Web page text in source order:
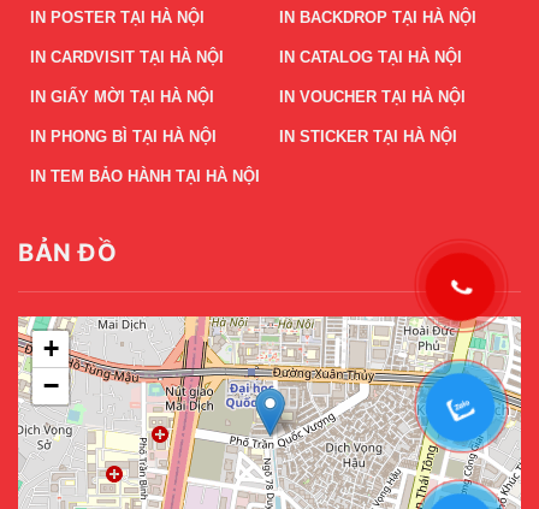
IN POSTER TẠI HÀ NỘI IN BACKDROP TẠI HÀ NỘI
IN CARDVISIT TẠI HÀ NỘI IN CATALOG TẠI HÀ NỘI
IN GIẤY MỜI TẠI HÀ NỘI IN VOUCHER TẠI HÀ NỘI
IN PHONG BÌ TẠI HÀ NỘI IN STICKER TẠI HÀ NỘI
IN TEM BẢO HÀNH TẠI HÀ NỘI
BẢN ĐỒ
+
−